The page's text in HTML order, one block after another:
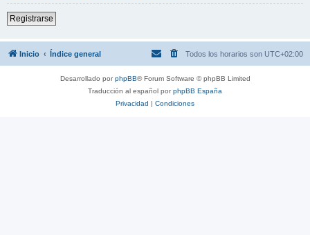
Registrarse
Inicio Índice general Todos los horarios son UTC+02:00
Desarrollado porphpBB® Forum Software © phpBB Limited
Traducción al español porphpBB España
Privacidad | Condiciones